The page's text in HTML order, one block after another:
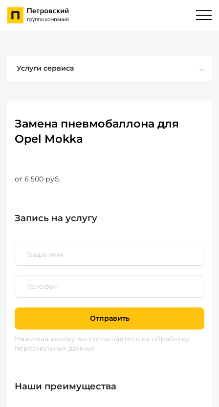
Услуги сервиса
Замена пневмобаллона для
Opel Mokka
от 6 500 руб.
Запись на услугу
Отправить
Нажимая кнопку вы соглашаетесь на обработку
персональных данных
Наши преимущества